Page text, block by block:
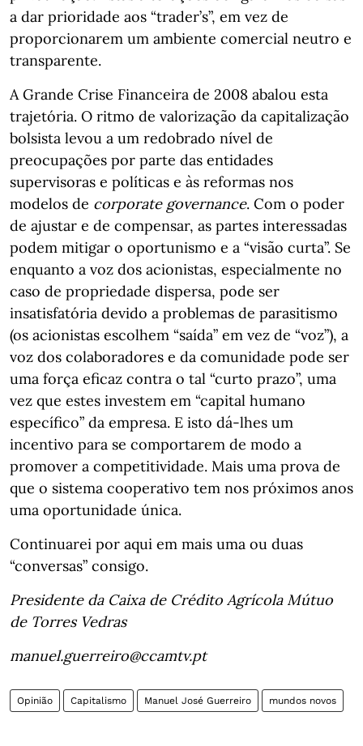
a dar prioridade aos “trader’s”, em vez de
proporcionarem um ambiente comercial neutro e
transparente.
A Grande Crise Financeira de 2008 abalou esta
trajetória. O ritmo de valorização da capitalização
bolsista levou a um redobrado nível de
preocupações por parte das entidades
supervisoras e políticas e às reformas nos
modelos de corporate governance. Com o poder
de ajustar e de compensar, as partes interessadas
podem mitigar o oportunismo e a “visão curta”. Se
enquanto a voz dos acionistas, especialmente no
caso de propriedade dispersa, pode ser
insatisfatória devido a problemas de parasitismo
(os acionistas escolhem “saída” em vez de “voz”), a
voz dos colaboradores e da comunidade pode ser
uma força eficaz contra o tal “curto prazo”, uma
vez que estes investem em “capital humano
específico” da empresa. E isto dá-lhes um
incentivo para se comportarem de modo a
promover a competitividade. Mais uma prova de
que o sistema cooperativo tem nos próximos anos
uma oportunidade única.
Continuarei por aqui em mais uma ou duas
“conversas” consigo.
Presidente da Caixa de Crédito Agrícola Mútuo
de Torres Vedras
manuel.guerreiro@ccamtv.pt
Opinião Capitalismo Manuel José Guerreiro mundos novos